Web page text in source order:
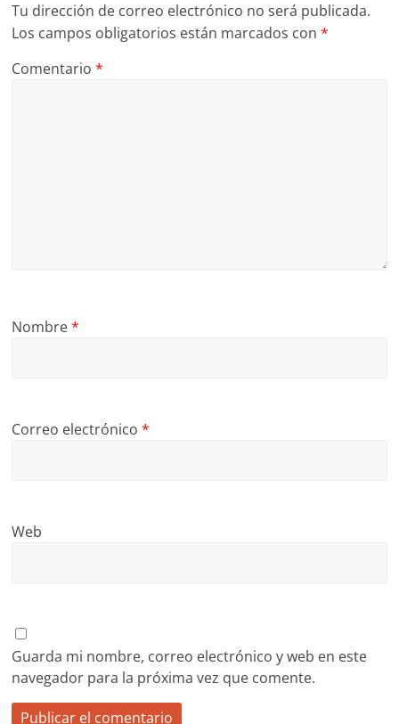
Tu dirección de correo electrónico no será publicada.
Los campos obligatorios están marcados con*
Comentario*
Nombre*
Correo electrónico*
Web
Guarda mi nombre, correo electrónico y web en este
navegador para la próxima vez que comente.